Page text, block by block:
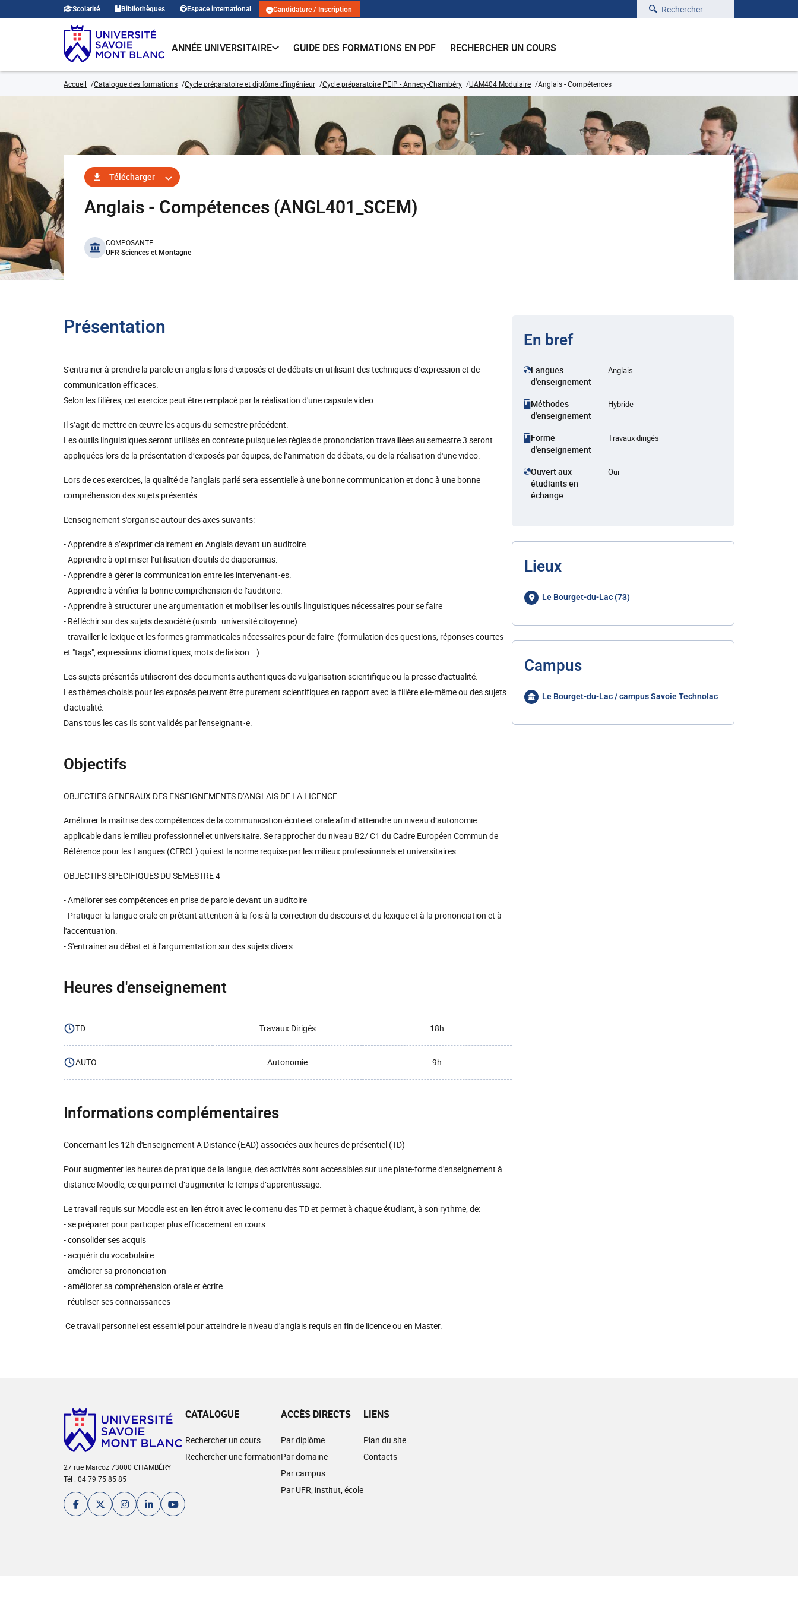
Scolarité Bibliothèques Espace international Candidature / Inscription Rechercher
ANNÉE UNIVERSITAIRE GUIDE DES FORMATIONS EN PDF RECHERCHER UN COURS
Accueil Catalogue des formations Cycle préparatoire et diplôme d'ingénieur Cycle préparatoire PEIP - Annecy-Chambéry UAM404 Modulaire Anglais - Compétences
Télécharger
Anglais - Compétences (ANGL401_SCEM)
benefits
COMPOSANTE
UFR Sciences et Montagne
Présentation
S'entrainer à prendre la parole en anglais lors d’exposés et de débats en utilisant des techniques d’expression et de
communication efficaces.
Selon les filières, cet exercice peut être remplacé par la réalisation d'une capsule video.
Il s’agit de mettre en œuvre les acquis du semestre précédent.
Les outils linguistiques seront utilisés en contexte puisque les règles de prononciation travaillées au semestre 3 seront
appliquées lors de la présentation d’exposés par équipes, de l’animation de débats, ou de la réalisation d'une video.
Lors de ces exercices, la qualité de l’anglais parlé sera essentielle à une bonne communication et donc à une bonne
compréhension des sujets présentés.
L'enseignement s'organise autour des axes suivants:
- Apprendre à s’exprimer clairement en Anglais devant un auditoire
- Apprendre à optimiser l’utilisation d'outils de diaporamas.
- Apprendre à gérer la communication entre les intervenant·es.
- Apprendre à vérifier la bonne compréhension de l’auditoire.
- Apprendre à structurer une argumentation et mobiliser les outils linguistiques nécessaires pour se faire
- Réfléchir sur des sujets de société (usmb : université citoyenne)
- travailler le lexique et les formes grammaticales nécessaires pour de faire (formulation des questions, réponses courtes
et "tags", expressions idiomatiques, mots de liaison...)
Les sujets présentés utiliseront des documents authentiques de vulgarisation scientifique ou la presse d'actualité.
Les thèmes choisis pour les exposés peuvent être purement scientifiques en rapport avec la filière elle-même ou des sujets
d'actualité.
Dans tous les cas ils sont validés par l'enseignant·e.
Objectifs
OBJECTIFS GENERAUX DES ENSEIGNEMENTS D’ANGLAIS DE LA LICENCE
Améliorer la maîtrise des compétences de la communication écrite et orale afin d’atteindre un niveau d’autonomie
applicable dans le milieu professionnel et universitaire. Se rapprocher du niveau B2/ C1 du Cadre Européen Commun de
Référence pour les Langues (CERCL) qui est la norme requise par les milieux professionnels et universitaires.
OBJECTIFS SPECIFIQUES DU SEMESTRE 4
- Améliorer ses compétences en prise de parole devant un auditoire
- Pratiquer la langue orale en prêtant attention à la fois à la correction du discours et du lexique et à la prononciation et à
l'accentuation.
- S'entrainer au débat et à l'argumentation sur des sujets divers.
Heures d'enseignement
TD Travaux Dirigés 18h
AUTO Autonomie 9h
Informations complémentaires
Concernant les 12h d'Enseignement A Distance (EAD) associées aux heures de présentiel (TD)
Pour augmenter les heures de pratique de la langue, des activités sont accessibles sur une plate-forme d'enseignement à
distance Moodle, ce qui permet d’augmenter le temps d’apprentissage.
Le travail requis sur Moodle est en lien étroit avec le contenu des TD et permet à chaque étudiant, à son rythme, de:
- se préparer pour participer plus efficacement en cours
- consolider ses acquis
- acquérir du vocabulaire
- améliorer sa prononciation
- améliorer sa compréhension orale et écrite.
- réutiliser ses connaissances
Ce travail personnel est essentiel pour atteindre le niveau d'anglais requis en fin de licence ou en Master.
En bref
Langues
d'enseignement
Anglais
Méthodes
d'enseignement
Hybride
Forme
d'enseignement
Travaux dirigés
Ouvert aux
étudiants en
échange
Oui
Lieux
Le Bourget-du-Lac (73)
Campus
Le Bourget-du-Lac / campus Savoie Technolac
27 rue Marcoz 73000 CHAMBÉRY
Tél : 04 79 75 85 85
CATALOGUE
Rechercher un cours
Rechercher une formation
ACCÈS DIRECTS
Par diplôme
Par domaine
Par campus
Par UFR, institut, école
LIENS
Plan du site
Contacts